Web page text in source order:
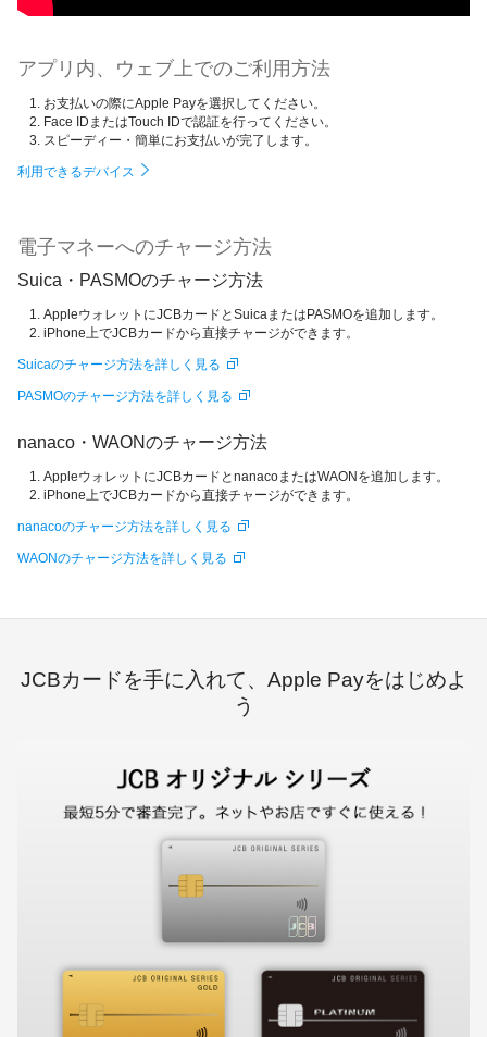
アプリ内、ウェブ上でのご利用方法
お支払いの際にApple Payを選択してください。
Face IDまたはTouch IDで認証を行ってください。
スピーディー・簡単にお支払いが完了します。
利用できるデバイス
電子マネーへのチャージ方法
Suica・PASMOのチャージ方法
AppleウォレットにJCBカードとSuicaまたはPASMOを追加します。
iPhone上でJCBカードから直接チャージができます。
Suicaのチャージ方法を詳しく見る
PASMOのチャージ方法を詳しく見る
nanaco・WAONのチャージ方法
AppleウォレットにJCBカードとnanacoまたはWAONを追加します。
iPhone上でJCBカードから直接チャージができます。
nanacoのチャージ方法を詳しく見る
WAONのチャージ方法を詳しく見る
JCBカードを手に入れて、Apple Payをはじめよ
う